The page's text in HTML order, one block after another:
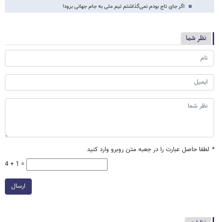
اگر جای تاج بودم نمی‌گذاشتم تیم ملی به جام جهانی برود!
نظر شما
* لطفا حاصل عبارت را در جعبه متن روبرو وارد کنید
4 + 1 =
ارسال